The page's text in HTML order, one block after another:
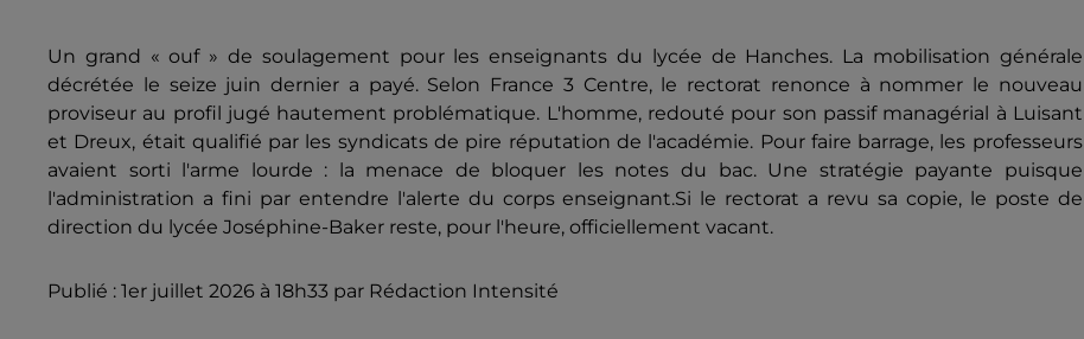
Un grand « ouf » de soulagement pour les enseignants du lycée de Hanches. La mobilisation générale
décrétée le seize juin dernier a payé. Selon France 3 Centre, le rectorat renonce à nommer le nouveau
proviseur au profil jugé hautement problématique. L'homme, redouté pour son passif managérial à Luisant
et Dreux, était qualifié par les syndicats de pire réputation de l'académie. Pour faire barrage, les professeurs
avaient sorti l'arme lourde : la menace de bloquer les notes du bac. Une stratégie payante puisque
l'administration a fini par entendre l'alerte du corps enseignant.Si le rectorat a revu sa copie, le poste de
direction du lycée Joséphine-Baker reste, pour l'heure, officiellement vacant.
Publié : 1er juillet 2026 à 18h33 par Rédaction Intensité